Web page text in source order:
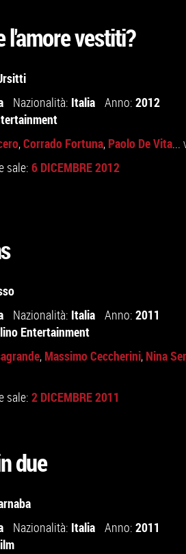
l'amore vestiti?
Nazionalità: Italia Anno: 2012
,Corrado Fortuna, Paolo De Vita...
sale: 6 DICEMBRE 2012
Nazionalità: Italia Anno: 2011
Entertainment
, Massimo Ceccherini, Nina
sale: 2 DICEMBRE 2011
due
Nazionalità: Italia Anno: 2011